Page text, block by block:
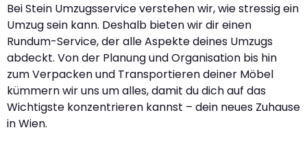
Bei Stein Umzugsservice verstehen wir, wie stressig ein
Umzug sein kann. Deshalb bieten wir dir einen
Rundum-Service, der alle Aspekte deines Umzugs
abdeckt. Von der Planung und Organisation bis hin
zum Verpacken und Transportieren deiner Möbel
kümmern wir uns um alles, damit du dich auf das
Wichtigste konzentrieren kannst – dein neues Zuhause
in Wien.